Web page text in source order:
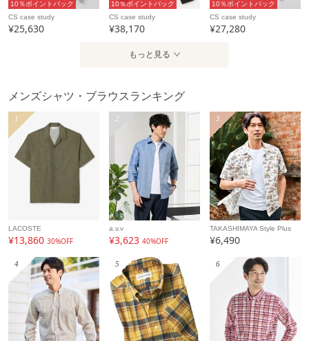
10％ポイントバック
CS case study
¥25,630
10％ポイントバック
CS case study
¥38,170
10％ポイントバック
CS case study
¥27,280
もっと見る
メンズシャツ・ブラウスランキング
1
LACOSTE
¥13,860 30%OFF
2
a.v.v
¥3,62340%OFF
3
TAKASHIMAYA Style Plus
¥6,490
4 5 6